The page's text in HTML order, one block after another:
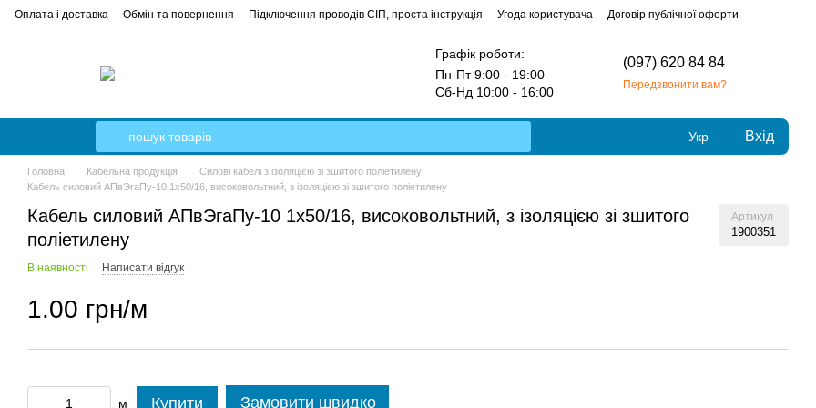
Оплата і доставка Обмін та повернення Підключення проводів СІП, проста інструкція Угода користувача
Договір публічної оферти
Графік роботи:
Пн-Пт 9:00 - 19:00
Сб-Нд 10:00 - 16:00
(097) 620 84 84
Передзвонити вам?
Укр Вхід
Головна Кабельна продукція
Силові кабелі з ізоляцією зі зшитого поліетилену
Кабель силовий АПвЭгаПу-10 1x50/16, високовольтний, з ізоляцією зі зшитого поліетилену
Кабель силовий АПвЭгаПу-10 1x50/16, високовольтний, з ізоляцією зі зшитого
поліетилену
Артикул
1900351
В наявності Написати відгук
1.00 грн/м
м Купити Замовити швидко